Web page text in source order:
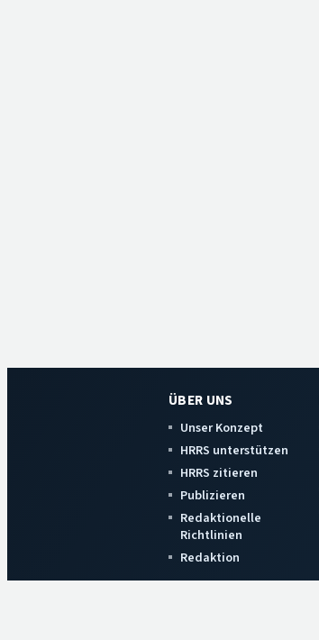
ÜBER UNS
Unser Konzept
HRRS unterstützen
HRRS zitieren
Publizieren
Redaktionelle
Richtlinien
Redaktion